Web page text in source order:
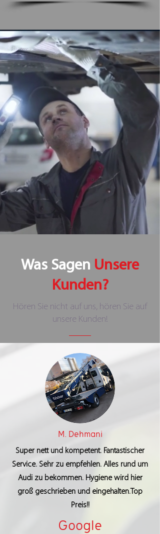
Was Sagen Unsere
Kunden?
Hören Sie nicht auf uns, hören Sie auf
unsere Kunden!
M. Dehmani
Super nett und kompetent. Fantastischer
Service. Sehr zu empfehlen. Alles rund um
Audi zu bekommen. Hygiene wird hier
groß geschrieben und eingehalten.Top
Preis!!
Google